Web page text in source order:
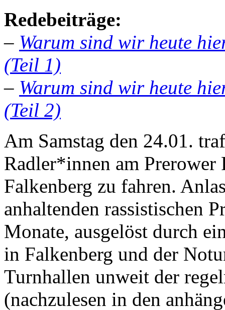
Redebeiträge:
– Warum sind wir heute
(Teil 1)
– Warum sind wir heute
(Teil 2)
Am Samstag den 24.01.
Radler*innen am Prerower
Falkenberg zu fahren.
anhaltenden rassistischen
Monate, ausgelöst durch
in Falkenberg und der
Turnhallen unweit der
(nachzulesen in den